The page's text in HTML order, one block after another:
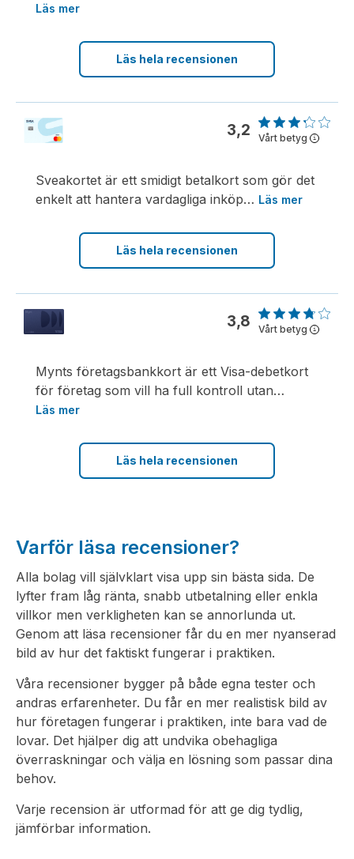
Läs mer
Läs hela recensionen
3,2 Vårt betyg i
Sveakortet är ett smidigt betalkort som gör det
enkelt att hantera vardagliga inköp… Läs mer
Läs hela recensionen
3,8 Vårt betyg i
Mynts företagsbankkort är ett Visa-debetkort
för företag som vill ha full kontroll utan…
Läs mer
Läs hela recensionen
Varför läsa recensioner?
Alla bolag vill självklart visa upp sin bästa sida. De
lyfter fram låg ränta, snabb utbetalning eller enkla
villkor men verkligheten kan se annorlunda ut.
Genom att läsa recensioner får du en mer nyanserad
bild av hur det faktiskt fungerar i praktiken.
Våra recensioner bygger på både egna tester och
andras erfarenheter. Du får en mer realistisk bild av
hur företagen fungerar i praktiken, inte bara vad de
lovar. Det hjälper dig att undvika obehagliga
överraskningar och välja en lösning som passar dina
behov.
Varje recension är utformad för att ge dig tydlig,
jämförbar information.